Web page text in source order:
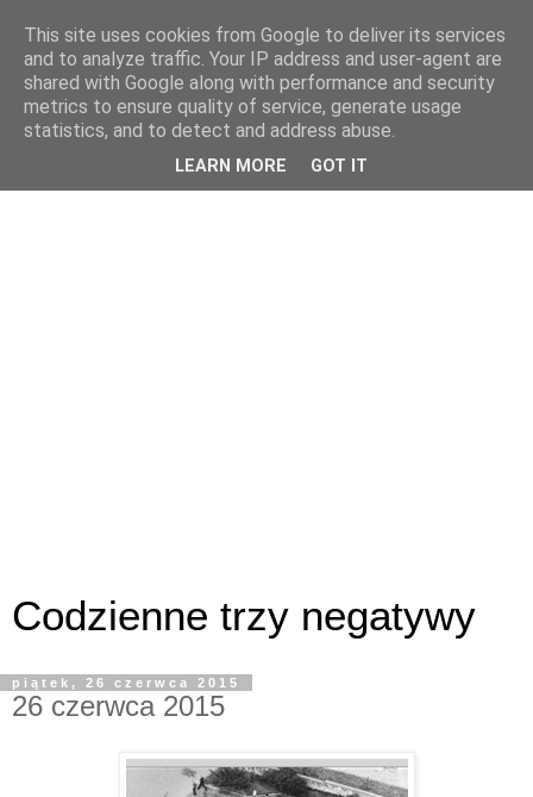
Codzienne trzy negatywy
piątek, 26 czerwca 2015
26 czerwca 2015
This site uses cookies from Google to deliver its services
and to analyze traffic. Your IP address and user-agent are
shared with Google along with performance and security
metrics to ensure quality of service, generate usage
statistics, and to detect and address abuse.
LEARN MORE GOT IT